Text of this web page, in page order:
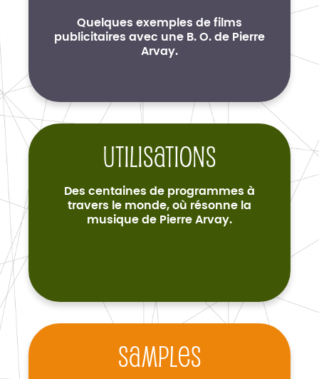
Quelques exemples de films
publicitaires avec une B. O. de Pierre
Arvay.
Utilisations
Des centaines de programmes à
travers le monde, où résonne la
musique de Pierre Arvay.
Samples